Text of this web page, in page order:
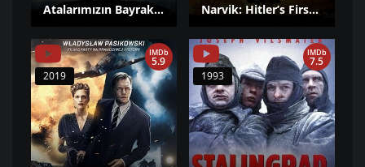
Atalarımızın Bayrakları izle Narvik: Hitler’s First Defeat izle
IMDb
5.9
2019
IMDb
7.5
1993